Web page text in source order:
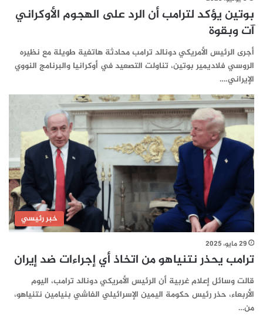
بوتين يؤكد لترامب أن الرد على الهجوم الأوكراني
آت وبقوة
أجرى الرئيس الأمريكي دونالد ترامب محادثة هاتفية طويلة مع نظيره
الروسي فلاديمير بوتين، تناولت التصعيد في أوكرانيا والبرنامج النووي
الإيراني.…
خبر رئيسي
29 مايو، 2025
ترامب يحذر نتنياهو من اتخاذ أي إجراءات ضد إيران
قالت وسائل إعلام غربية أن الرئيس الأمريكي دونالد ترامب، اليوم
الأربعاء، حذر رئيس حكومة اليمين الإسرائيلي الفاشي بنيامين نتنياهو،
من…